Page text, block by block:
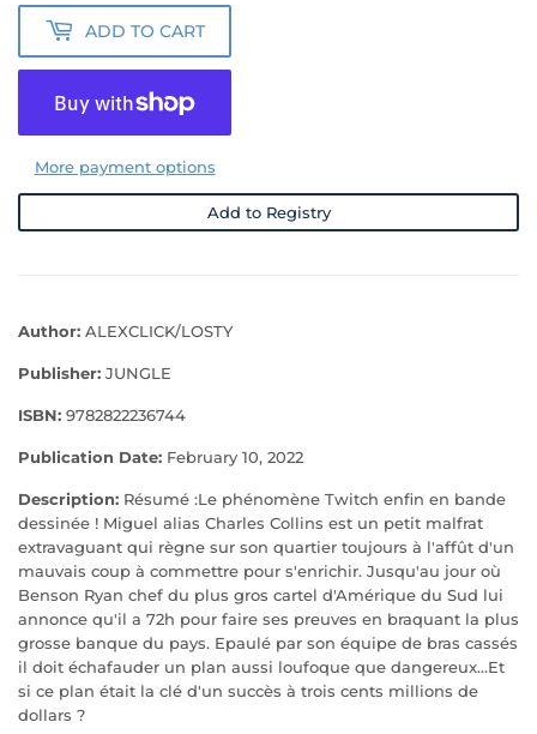
ADD TO CART
More payment options
Add to Registry
Author: ALEXCLICK/LOSTY
Publisher: JUNGLE
ISBN: 9782822236744
Publication Date: February 10, 2022
Description: Résumé :Le phénomène Twitch enfin en bande
dessinée ! Miguel alias Charles Collins est un petit malfrat
extravaguant qui règne sur son quartier toujours à l'affût d'un
mauvais coup à commettre pour s'enrichir. Jusqu'au jour où
Benson Ryan chef du plus gros cartel d'Amérique du Sud lui
annonce qu'il a 72h pour faire ses preuves en braquant la plus
grosse banque du pays. Epaulé par son équipe de bras cassés
il doit échafauder un plan aussi loufoque que dangereux...Et
si ce plan était la clé d'un succès à trois cents millions de
dollars ?